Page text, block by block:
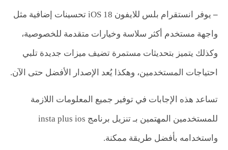
–
يوفر انستقرام بلس للايفون iOS 18 تحسينات إضافية مثل
واجهة مستخدم أكثر سلاسة وخيارات متقدمة للخصوصية،
وكذلك يتميز بتحديثات مستمرة تضيف ميزات جديدة تلبي
احتياجات المستخدمين، وهكذا يُعد الإصدار الأفضل حتى الآن.
تساعد هذه الإجابات في توفير جميع المعلومات اللازمة
للمستخدمين المهتمين بـ تنزيل برنامج insta plus ios
واستخدامه بأفضل طريقة ممكنة.